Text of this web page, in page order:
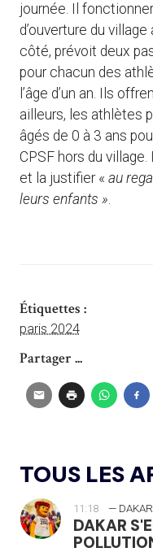
journée. Il
d’ouverture du
côté, prévoit deux
pour chacun des
l’âge d’un an. Ils
ailleurs, les athlètes
âgés de 0 à 3 ans
CPSF hors du
et la justifier « au
leurs enfants ».
Étiquettes :
paris 2024
Partager ...
TOUS LES
11:18 —
DAKAR